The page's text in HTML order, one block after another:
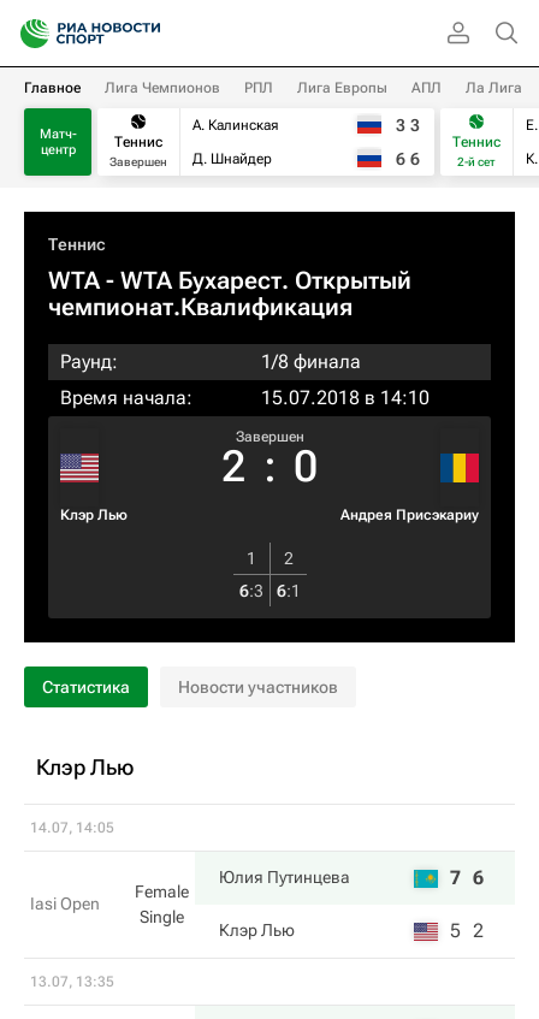
Главное Лига Чемпионов РПЛ Лига Европы АПЛ Ла Лига
Матч-
центр
Теннис
Завершен
А. Калинская
Д. Шнайдер
3 3
6 6
Теннис
2-й сет
Теннис
WTA- WTA Бухарест. Открытый
чемпионат.Квалификация
Раунд:
1/8 финала
Время начала:
15.07.2018 в 14:10
Клэр Лью
Завершен
2 : 0
Андрея Присэкариу
1
2
6:3 6:1
Статистика Новости участников
Клэр Лью
14.07, 14:05
Iasi Open
Female
Single
Юлия Путинцева 7 6
Клэр Лью 5 2
13.07, 13:35